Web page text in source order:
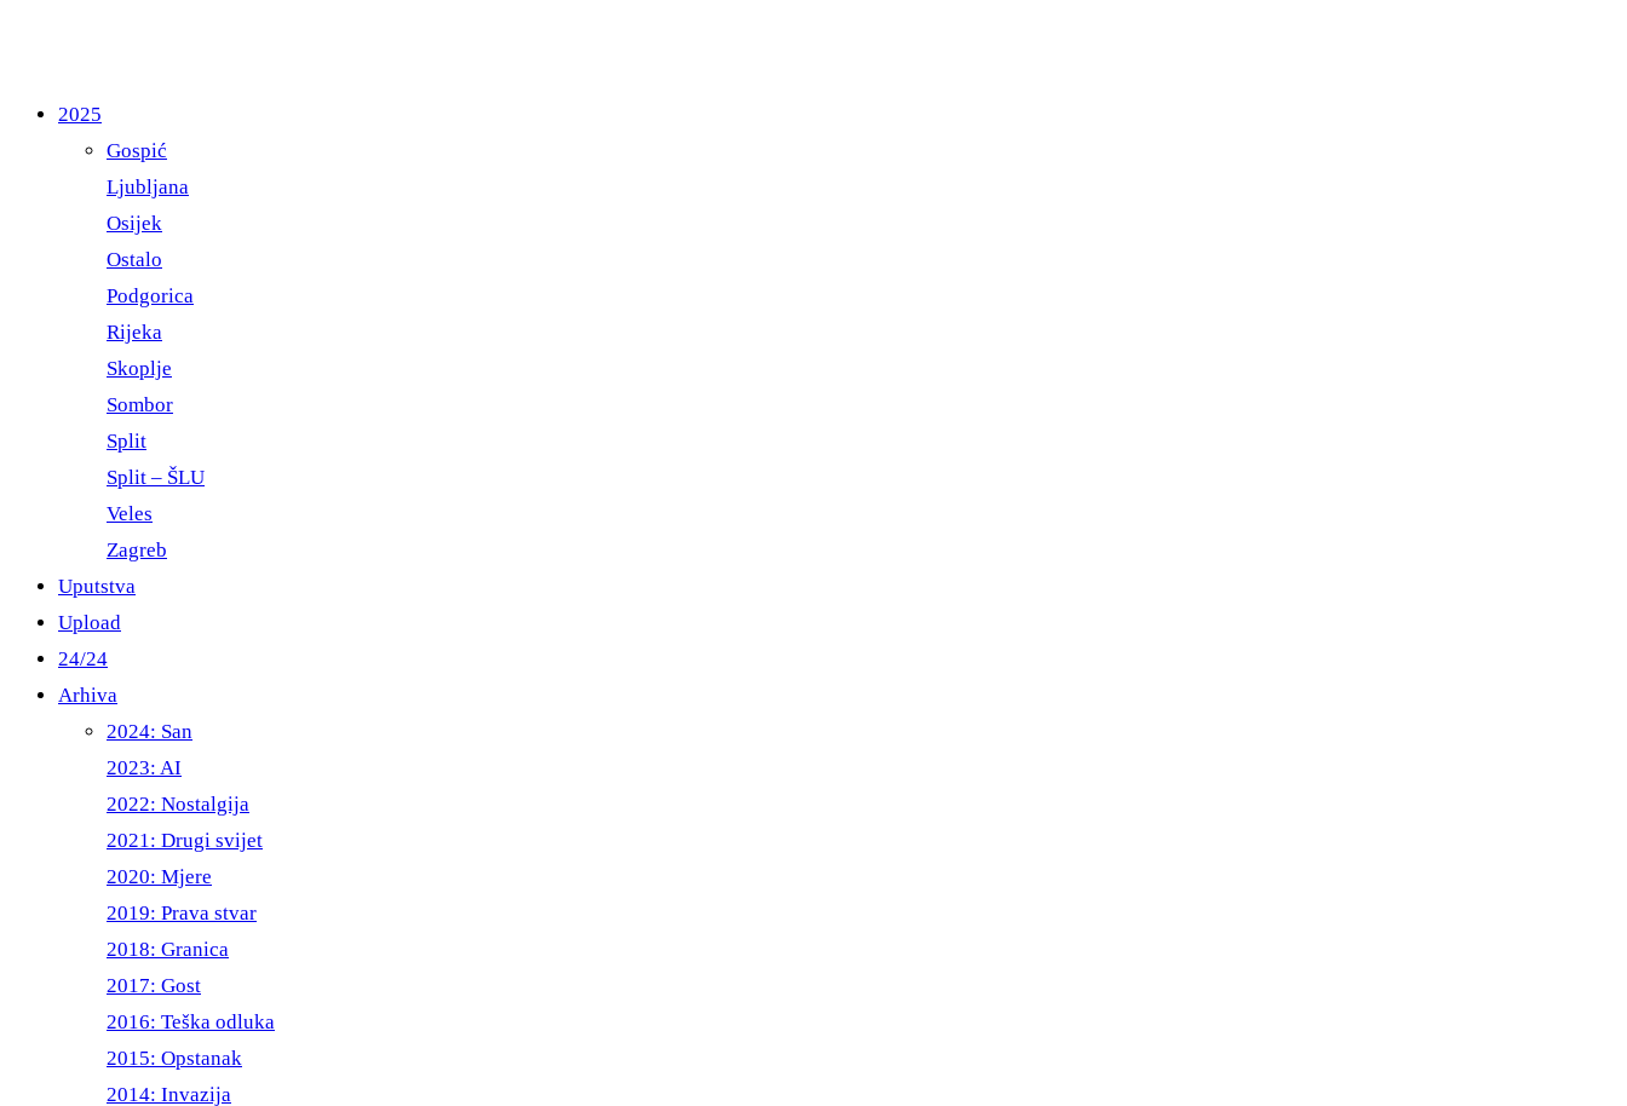
2025
Gospić
Ljubljana
Osijek
Ostalo
Podgorica
Rijeka
Skoplje
Sombor
Split
Split – ŠLU
Veles
Zagreb
Uputstva
Upload
24/24
Arhiva
2024: San
2023: AI
2022: Nostalgija
2021: Drugi svijet
2020: Mjere
2019: Prava stvar
2018: Granica
2017: Gost
2016: Teška odluka
2015: Opstanak
2014: Invazija